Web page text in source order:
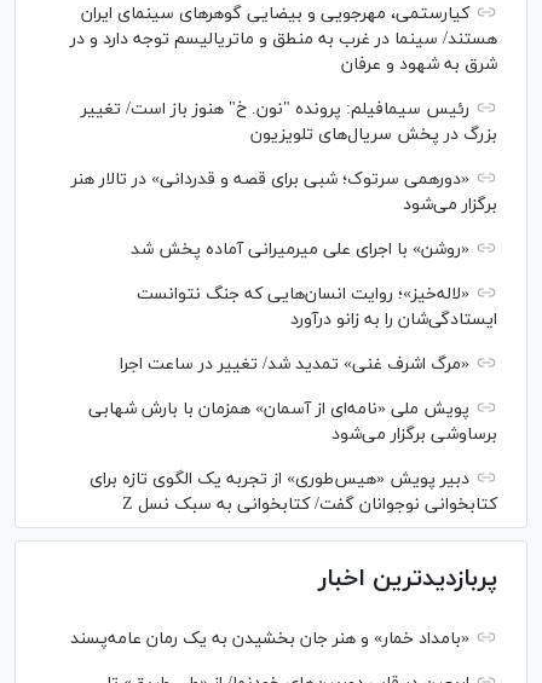
کیارستمی، مهرجویی و بیضایی گوهر‌های سینمای ایران
هستند/ سینما در غرب به منطق و ماتریالیسم توجه دارد و در
شرق به شهود و عرفان
رئیس سیمافیلم: پرونده "نون. خ" هنوز باز است/ تغییر
بزرگ در پخش سریال‌های تلویزیون
«دورهمی سرتوک؛ شبی برای قصه و قدردانی» در تالار هنر
برگزار می‌شود
«روشن» با اجرای علی میرمیرانی آماده پخش شد
«لاله‌خیز»؛ روایت انسان‌هایی که جنگ نتوانست
ایستادگی‌شان را به زانو درآورد
«مرگ اشرف غنی» تمدید شد/ تغییر در ساعت اجرا
پویش ملی «نامه‌ای از آسمان» همزمان با بارش شهابی
برساوشی برگزار می‌شود
دبیر پویش «هیس‌طوری» از تجربه یک الگوی تازه برای
کتابخوانی نوجوانان گفت/ کتابخوانی به سبک نسل Z
پربازدیدترین اخبار
«بامداد خمار» و هنر جان بخشیدن به یک رمان عامه‌پسند